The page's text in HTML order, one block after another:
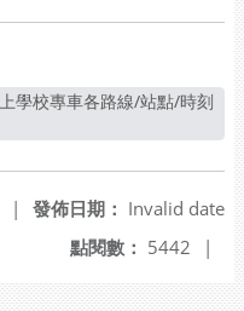
發佈日期： Invalid date
|
點閱數： 5442 |